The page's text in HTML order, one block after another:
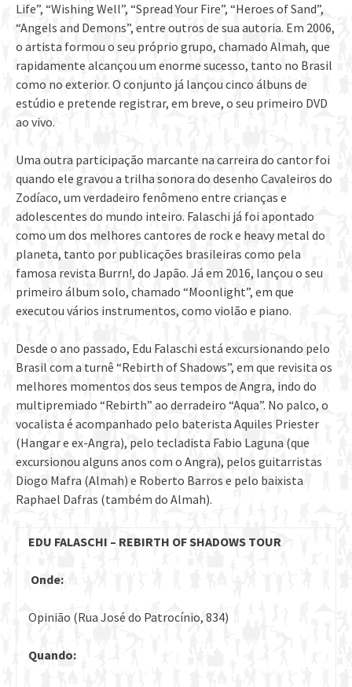
Life”, “Wishing Well”, “Spread Your Fire”, “Heroes of Sand”,
“Angels and Demons”, entre outros de sua autoria. Em 2006,
o artista formou o seu próprio grupo, chamado Almah, que
rapidamente alcançou um enorme sucesso, tanto no Brasil
como no exterior. O conjunto já lançou cinco álbuns de
estúdio e pretende registrar, em breve, o seu primeiro DVD
ao vivo.
Uma outra participação marcante na carreira do cantor foi
quando ele gravou a trilha sonora do desenho Cavaleiros do
Zodíaco, um verdadeiro fenômeno entre crianças e
adolescentes do mundo inteiro. Falaschi já foi apontado
como um dos melhores cantores de rock e heavy metal do
planeta, tanto por publicações brasileiras como pela
famosa revista Burrn!, do Japão. Já em 2016, lançou o seu
primeiro álbum solo, chamado “Moonlight”, em que
executou vários instrumentos, como violão e piano.
Desde o ano passado, Edu Falaschi está excursionando pelo
Brasil com a turnê “Rebirth of Shadows”, em que revisita os
melhores momentos dos seus tempos de Angra, indo do
multipremiado “Rebirth” ao derradeiro “Aqua”. No palco, o
vocalista é acompanhado pelo baterista Aquiles Priester
(Hangar e ex-Angra), pelo tecladista Fabio Laguna (que
excursionou alguns anos com o Angra), pelos guitarristas
Diogo Mafra (Almah) e Roberto Barros e pelo baixista
Raphael Dafras (também do Almah).
EDU FALASCHI – REBIRTH OF SHADOWS TOUR
Onde:
Opinião (Rua José do Patrocínio, 834)
Quando: